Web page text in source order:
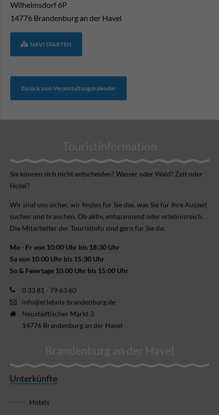
Wilhelmsdorf 6P
14776 Brandenburg an der Havel
NAVI STARTEN
Zurück zum Veranstaltungskalender
Touristinformation
Sie können sich nicht ent­scheiden? Wasser oder Wald? Zelt oder
Hotel?
Wir sind uns sicher, wir finden für Sie das, was Sie für Ihre Aus­zeit
suchen und brauchen. Ob aktiv, ent­spannend oder erlebnis­reich.
Die Mitarbeiter der Touristinfo sind gern für Sie da:
Mo - Fr von 10:00 Uhr bis 18:30 Uhr
Sa von 10:00 Uhr bis 15:30 Uhr
So & Feiertage 10:00 Uhr bis 15:00 Uhr
0 33 81 - 79 63 60
info@erlebnis-brandenburg.de
Neustädtischer Markt 3
14776 Brandenburg an der Havel
Brandenburg an der Havel
Unterkünfte
Hotels